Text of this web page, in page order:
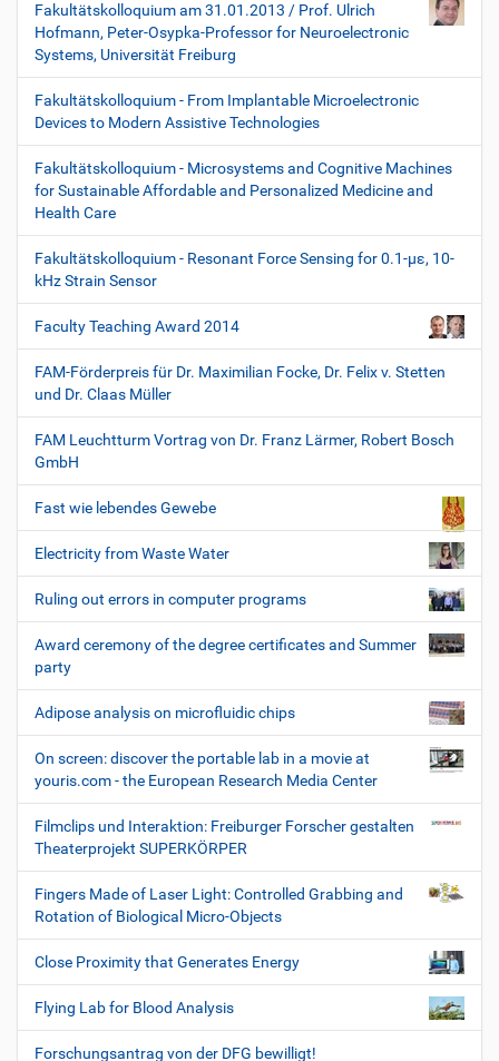
Fakultätskolloquium am 31.01.2013 / Prof. Ulrich
Hofmann, Peter-Osypka-Professor for Neuroelectronic
Systems, Universität Freiburg
Fakultätskolloquium - From Implantable Microelectronic
Devices to Modern Assistive Technologies
Fakultätskolloquium - Microsystems and Cognitive Machines
for Sustainable Affordable and Personalized Medicine and
Health Care
Fakultätskolloquium - Resonant Force Sensing for 0.1-µε, 10-
kHz Strain Sensor
Faculty Teaching Award 2014
FAM-Förderpreis für Dr. Maximilian Focke, Dr. Felix v. Stetten
und Dr. Claas Müller
FAM Leuchtturm Vortrag von Dr. Franz Lärmer, Robert Bosch
GmbH
Fast wie lebendes Gewebe
Electricity from Waste Water
Ruling out errors in computer programs
Award ceremony of the degree certificates and Summer
party
Adipose analysis on microfluidic chips
On screen: discover the portable lab in a movie at
youris.com - the European Research Media Center
Filmclips und Interaktion: Freiburger Forscher gestalten
Theaterprojekt SUPERKÖRPER
Fingers Made of Laser Light: Controlled Grabbing and
Rotation of Biological Micro-Objects
Close Proximity that Generates Energy
Flying Lab for Blood Analysis
Forschungsantrag von der DFG bewilligt!